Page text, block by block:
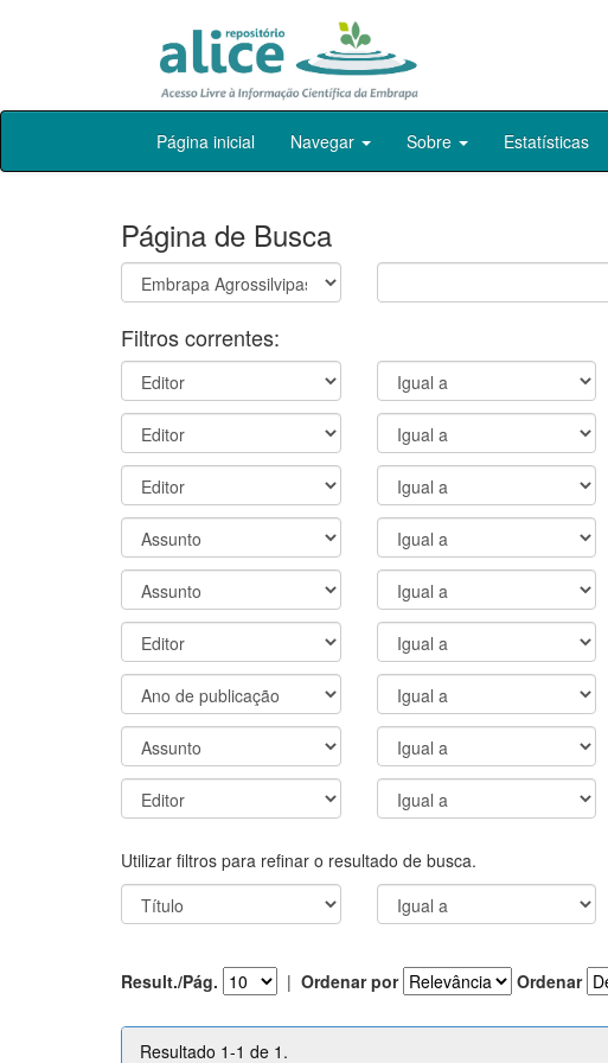
Skip
Página inicial Navegar Sobre Estatísticas
Página de Busca
Filtros correntes:
Utilizar filtros para refinar o resultado de busca.
Result./Pág. | Ordenar por Ordenar
Resultado 1-1 de 1.